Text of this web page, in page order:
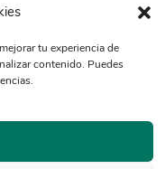
tu experiencia de
contenido. Puedes
20516020211